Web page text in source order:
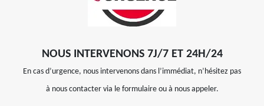
NOUS INTERVENONS 7J/7 ET 24H/24
En cas d’urgence, nous intervenons dans l’immédiat, n’hésitez pas
à nous contacter via le formulaire ou à nous appeler.